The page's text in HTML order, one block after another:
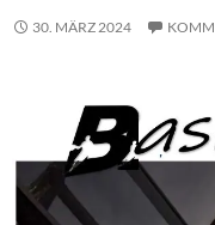
30. MÄRZ 2024